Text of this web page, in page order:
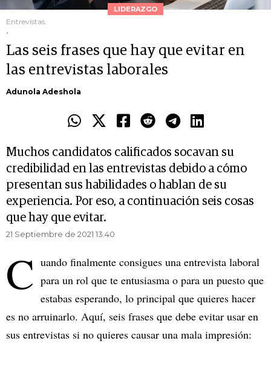
LIDERAZGO
Entrevistas.
.
Las seis frases que hay que evitar en
las entrevistas laborales
Adunola Adeshola
Muchos candidatos calificados socavan su
credibilidad en las entrevistas debido a cómo
presentan sus habilidades o hablan de su
experiencia. Por eso, a continuación seis cosas
que hay que evitar.
21 Septiembre de 2021 13.40
C uando finalmente consigues una entrevista laboral
para un rol que te entusiasma o para un puesto que
estabas esperando, lo principal que quieres hacer
es no arruinarlo. Aquí, seis frases que debe evitar usar en
sus entrevistas si no quieres causar una mala impresión: